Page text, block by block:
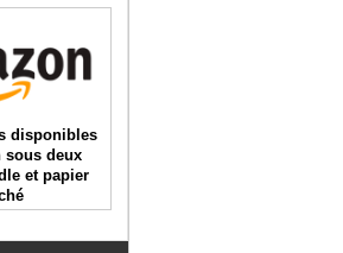
disponibles
sous deux
et papier